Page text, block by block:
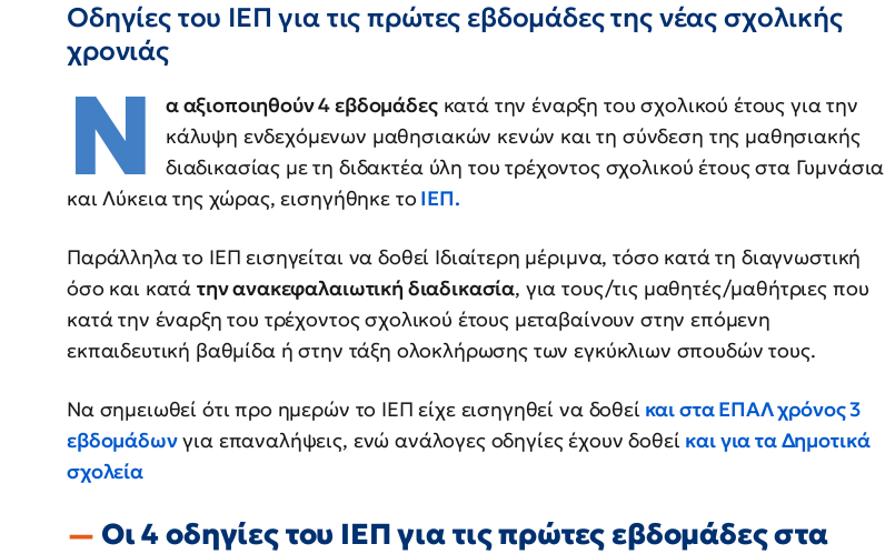
Οδηγίες του ΙΕΠ για τις πρώτες εβδομάδες της νέας σχολικής
χρονιάς
Ν α αξιοποιηθούν 4 εβδομάδεςκατά την έναρξη του σχολικού έτους για την
κάλυψη ενδεχόμενων μαθησιακών κενών και τη σύνδεση της μαθησιακής
διαδικασίας με τη διδακτέα ύλη του τρέχοντος σχολικού έτους στα Γυμνάσια
και Λύκεια της χώρας, εισηγήθηκε το ΙΕΠ.
Παράλληλα το ΙΕΠ εισηγείται να δοθεί Ιδιαίτερη μέριμνα, τόσο κατά τη διαγνωστική
όσο και κατά την ανακεφαλαιωτική διαδικασία, για τους/τις μαθητές/μαθήτριες που
κατά την έναρξη του τρέχοντος σχολικού έτους μεταβαίνουν στην επόμενη
εκπαιδευτική βαθμίδα ή στην τάξη ολοκλήρωσης των εγκύκλιων σπουδών τους.
Να σημειωθεί ότι προ ημερών το ΙΕΠ είχε εισηγηθεί να δοθεί και στα ΕΠΑΛ χρόνος 3
εβδομάδωνγια επαναλήψεις, ενώ ανάλογες οδηγίες έχουν δοθεί και για τα Δημοτικά
σχολεία
Οι 4 οδηγίες του ΙΕΠ για τις πρώτες εβδομάδες στα